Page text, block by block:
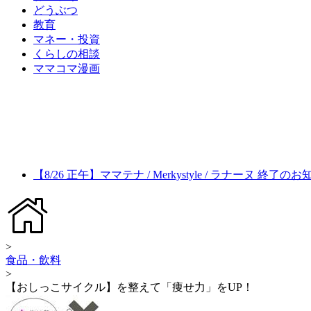
どうぶつ
教育
マネー・投資
くらしの相談
ママコマ漫画
【8/26 正午】ママテナ / Merkystyle / ラナーヌ 終了のお
>
食品・飲料
>
【おしっこサイクル】を整えて「痩せ力」をUP！